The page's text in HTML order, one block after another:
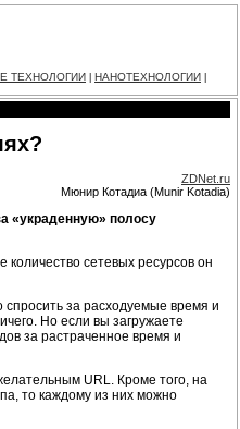
ТЕХНОЛОГИИ НАНОТЕХНОЛОГИИ
ZDNet.ru
Мюнир Котадиа (Munir Kotadia)
«украденную» полосу
количество сетевых ресурсов он
спросить за расходуемые время и
Но если вы загружаете
за растраченное время и
URL. Кроме того, на
то каждому из них можно